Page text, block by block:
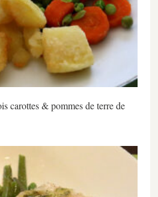
carottes & pommes de terre de